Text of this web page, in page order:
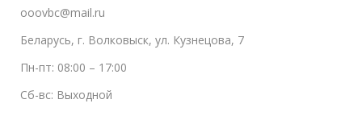
ooovbc@mail.ru
Беларусь, г. Волковыск, ул. Кузнецова, 7
Пн-пт: 08:00 – 17:00
Сб-вс: Выходной